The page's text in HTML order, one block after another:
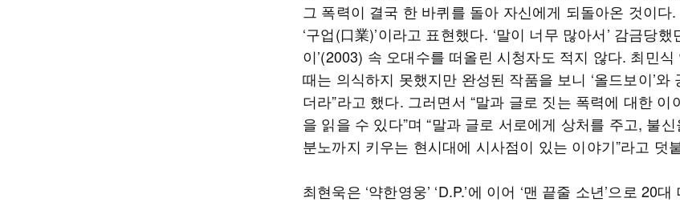
그 폭력이 결국 한 바퀴를 돌아 자신에게 되돌아온 것이다
‘구업(口業)’이라고 표현했다. ‘말이 너무 많아서’ 감금당했
이’(2003) 속 오대수를 떠올린 시청자도 적지 않다. 최민식
때는 의식하지 못했지만 완성된 작품을 보니 ‘올드보이’와
더라”라고 했다. 그러면서 “말과 글로 짓는 폭력에 대한 이
을 읽을 수 있다”며 “말과 글로 서로에게 상처를 주고, 불
분노까지 키우는 현시대에 시사점이 있는 이야기”라고 덧
최현욱은 ‘약한영웅’ ‘D.P.’에 이어 ‘맨 끝줄 소년’으로 20